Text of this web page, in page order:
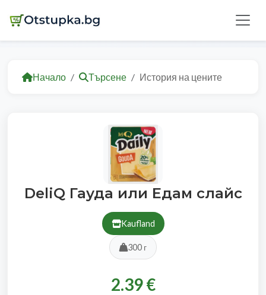
Начало Търсене История на цените
DeliQ Гауда или Едам слайс
Kaufland
300 г
2.39 €